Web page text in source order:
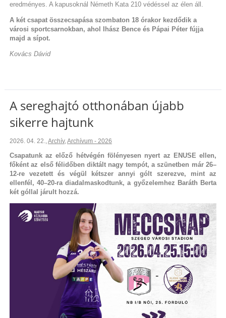
eredményes. A kapusoknál Németh Kata 210 védéssel az élen áll.
A két csapat összecsapása szombaton 18 órakor kezdődik a
városi sportcsarnokban, ahol Ihász Bence és Pápai Péter fújja
majd a sípot.
Kovács Dávid
A sereghajtó otthonában újabb
sikerre hajtunk
2026. 04. 22.,Archív,Archívum - 2026
Csapatunk az előző hétvégén fölényesen nyert az ENUSE ellen,
főként az első félidőben diktált nagy tempót, a szünetben már 26–
12-re vezetett és végül kétszer annyi gólt szerezve, mint az
ellenfél, 40–20-ra diadalmaskodtunk, a győzelemhez Baráth Berta
két góllal járult hozzá.